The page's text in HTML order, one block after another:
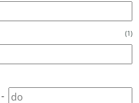
(1)
-